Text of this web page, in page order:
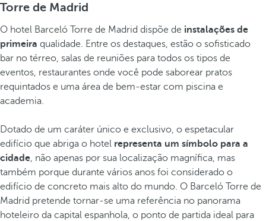
Torre de Madrid
O hotel Barceló Torre de Madrid dispõe de instalações de
primeira qualidade. Entre os destaques, estão o sofisticado
bar no térreo, salas de reuniões para todos os tipos de
eventos, restaurantes onde você pode saborear pratos
requintados e uma área de bem-estar com piscina e
academia.
Dotado de um caráter único e exclusivo, o espetacular
edifício que abriga o hotel representa um símbolo para a
cidade, não apenas por sua localização magnífica, mas
também porque durante vários anos foi considerado o
edifício de concreto mais alto do mundo. O Barceló Torre de
Madrid pretende tornar-se uma referência no panorama
hoteleiro da capital espanhola, o ponto de partida ideal para